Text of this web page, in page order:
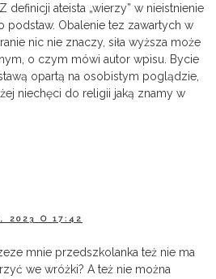
definicji ateista „wierzy” w nieistnienie
podstaw. Obalenie tez zawartych w
nic nie znaczy, siła wyższa może
o czym mówi autor wpisu. Bycie
opartą na osobistym poglądzie,
niechęci do religii jaką znamy w
2023 O 17:42
mnie przedszkolanka też nie ma
we wróżki? A też nie można